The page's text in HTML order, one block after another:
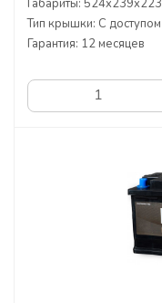
Габариты: 524x239x223
Тип крышки: С доступом
Гарантия: 12 месяцев